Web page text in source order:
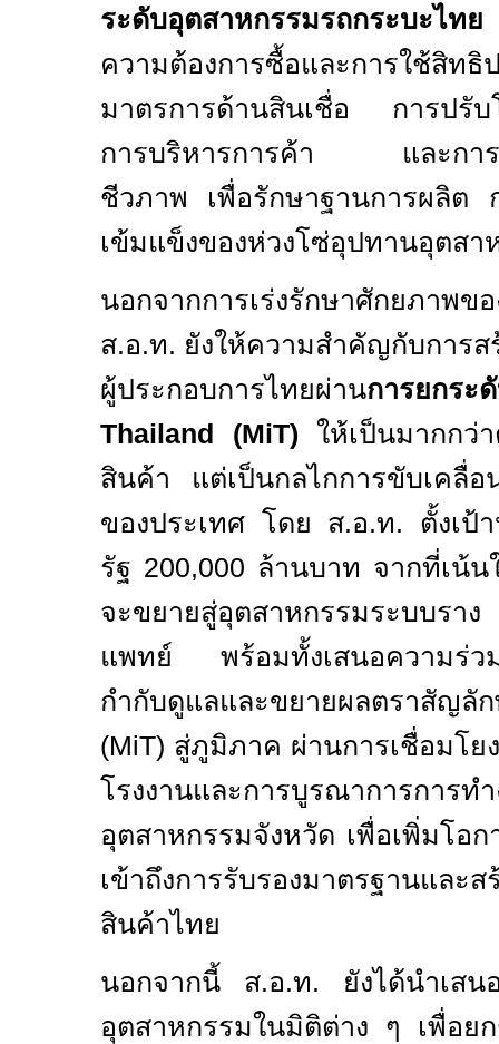
ระดับอุตสาหกรรมรถกระบะไทย
ความต้องการซื้อและการใช้สิทธิ
มาตรการด้านสินเชื่อ การปรับ
การบริหารการค้า และการส่
ชีวภาพ เพื่อรักษาฐานการผลิต
เข้มแข็งของห่วงโซ่อุปทานอุตส
นอกจากการเร่งรักษาศักยภาพข
ส.อ.ท. ยังให้ความสำคัญกับการส
ผู้ประกอบการไทยผ่านการยกร
Thailand (MiT)
ให้เป็นมากกว่
สินค้า แต่เป็นกลไกการขับเคลื่อ
ของประเทศ โดย ส.อ.ท. ตั้งเป้
รัฐ 200,000 ล้านบาท จากที่เน้น
จะขยายสู่อุตสาหกรรมระบบร
แพทย์ พร้อมทั้งเสนอความร่วม
กำกับดูแลและขยายผลตราสัญ
(MiT) สู่ภูมิภาค ผ่านการเชื่อมโย
โรงงานและการบูรณาการการท
อุตสาหกรรมจังหวัด เพื่อเพิ่มโอ
เข้าถึงการรับรองมาตรฐานและ
สินค้าไทย
นอกจากนี้ ส.อ.ท. ยังได้นำเสน
อุตสาหกรรมในมิติต่าง ๆ เพื่อย